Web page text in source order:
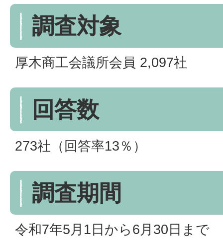
調査対象
厚木商工会議所会員 2,097社
回答数
273社（回答率13％）
調査期間
令和7年5月1日から6月30日まで